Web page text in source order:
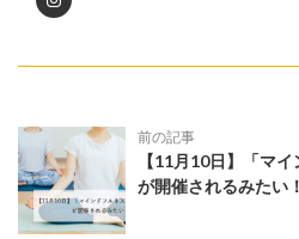
前の記事
【11月10日】「マ
が開催されるみたい！